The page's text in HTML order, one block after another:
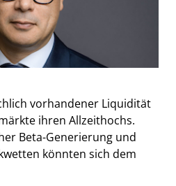
vorhandener Liquidität
ihren Allzeithochs.
Beta-Generierung und
könnten sich dem